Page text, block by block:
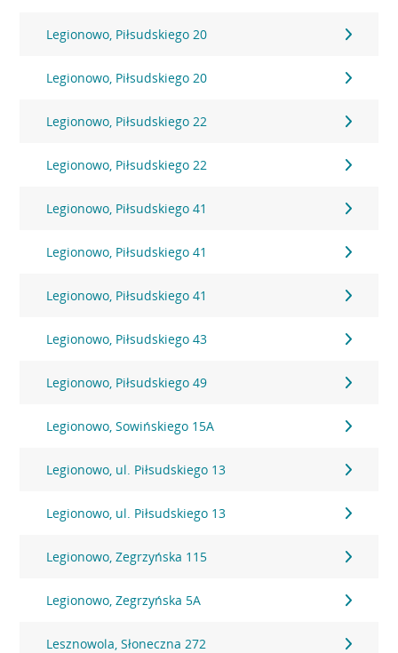
Legionowo, Piłsudskiego 20
Legionowo, Piłsudskiego 20
Legionowo, Piłsudskiego 22
Legionowo, Piłsudskiego 22
Legionowo, Piłsudskiego 41
Legionowo, Piłsudskiego 41
Legionowo, Piłsudskiego 41
Legionowo, Piłsudskiego 43
Legionowo, Piłsudskiego 49
Legionowo, Sowińskiego 15A
Legionowo, ul. Piłsudskiego 13
Legionowo, ul. Piłsudskiego 13
Legionowo, Zegrzyńska 115
Legionowo, Zegrzyńska 5A
Lesznowola, Słoneczna 272